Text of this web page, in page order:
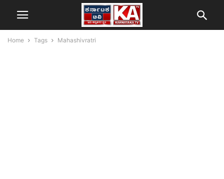
Home Tags Mahashivratri